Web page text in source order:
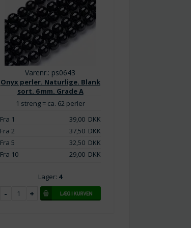
Varenr.: ps0643
Onyx perler. Naturlige. Blank
sort. 6 mm. Grade A
1 streng = ca. 62 perler
Fra 1
39,00DKK
Fra 2
37,50DKK
Fra 5
32,50DKK
Fra 10
29,00DKK
Lager: 4